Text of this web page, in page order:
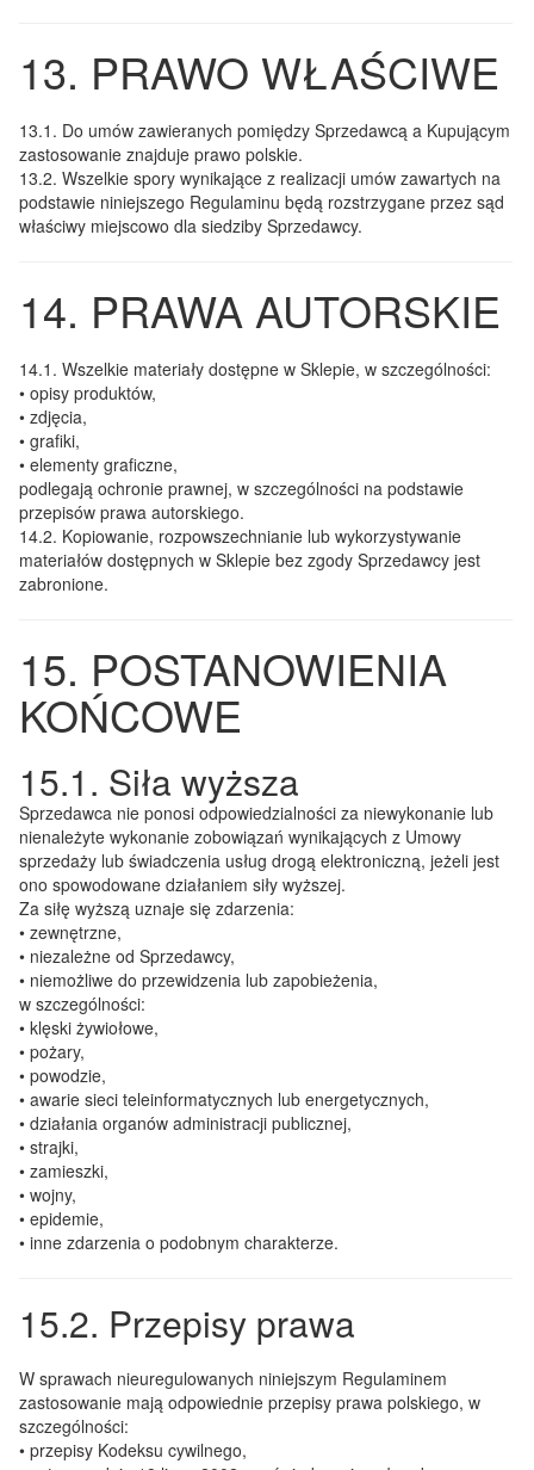
13. PRAWO WŁAŚCIWE
13.1. Do umów zawieranych pomiędzy Sprzedawcą a Kupującym
zastosowanie znajduje prawo polskie.
13.2. Wszelkie spory wynikające z realizacji umów zawartych na
podstawie niniejszego Regulaminu będą rozstrzygane przez sąd
właściwy miejscowo dla siedziby Sprzedawcy.
14. PRAWA AUTORSKIE
14.1. Wszelkie materiały dostępne w Sklepie, w szczególności:
• opisy produktów,
• zdjęcia,
• grafiki,
• elementy graficzne,
podlegają ochronie prawnej, w szczególności na podstawie
przepisów prawa autorskiego.
14.2. Kopiowanie, rozpowszechnianie lub wykorzystywanie
materiałów dostępnych w Sklepie bez zgody Sprzedawcy jest
zabronione.
15. POSTANOWIENIA
KOŃCOWE
15.1. Siła wyższa
Sprzedawca nie ponosi odpowiedzialności za niewykonanie lub
nienależyte wykonanie zobowiązań wynikających z Umowy
sprzedaży lub świadczenia usług drogą elektroniczną, jeżeli jest
ono spowodowane działaniem siły wyższej.
Za siłę wyższą uznaje się zdarzenia:
• zewnętrzne,
• niezależne od Sprzedawcy,
• niemożliwe do przewidzenia lub zapobieżenia,
w szczególności:
• klęski żywiołowe,
• pożary,
• powodzie,
• awarie sieci teleinformatycznych lub energetycznych,
• działania organów administracji publicznej,
• strajki,
• zamieszki,
• wojny,
• epidemie,
• inne zdarzenia o podobnym charakterze.
15.2. Przepisy prawa
W sprawach nieuregulowanych niniejszym Regulaminem
zastosowanie mają odpowiednie przepisy prawa polskiego, w
szczególności:
• przepisy Kodeksu cywilnego,